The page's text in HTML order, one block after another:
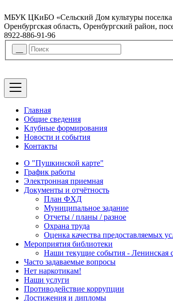
МБУК ЦКиБО «Сельский Дом культуры поселка
Оренбургская область, Оренбургский район,
8922-886-91-96
Главная
Общие сведения
Клубные формирования
Новости и события
Контакты
О "Пушкинской карте"
График работы
Электронная приемная
Документы и отчётность
План ФХД
Муниципальное задание
Отчеты / планы / разное
Охрана труда
Оценка качества предоставляемых
Мероприятия библиотеки
Наши текущие события - Ленинская
Часто задаваемые вопросы
Нет наркотикам!
Наши услуги
Противодействие коррупции
Достижения и дипломы